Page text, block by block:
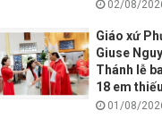
02/08/
Giáo xứ
Giuse
Thánh lễ
18 em
01/08/